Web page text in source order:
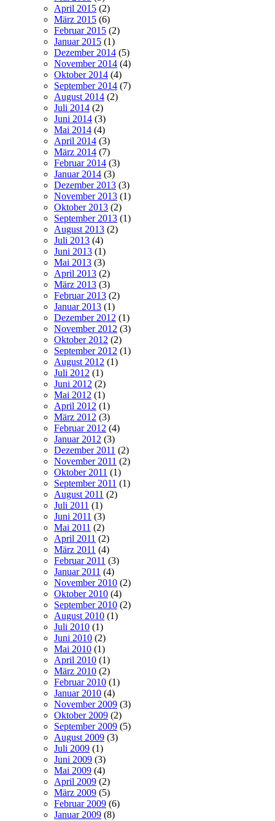
April 2015 (2)
März 2015 (6)
Februar 2015 (2)
Januar 2015 (1)
Dezember 2014 (5)
November 2014 (4)
Oktober 2014 (4)
September 2014 (7)
August 2014 (2)
Juli 2014 (2)
Juni 2014 (3)
Mai 2014 (4)
April 2014 (3)
März 2014 (7)
Februar 2014 (3)
Januar 2014 (3)
Dezember 2013 (3)
November 2013 (1)
Oktober 2013 (2)
September 2013 (1)
August 2013 (2)
Juli 2013 (4)
Juni 2013 (1)
Mai 2013 (3)
April 2013 (2)
März 2013 (3)
Februar 2013 (2)
Januar 2013 (1)
Dezember 2012 (1)
November 2012 (3)
Oktober 2012 (2)
September 2012 (1)
August 2012 (1)
Juli 2012 (1)
Juni 2012 (2)
Mai 2012 (1)
April 2012 (1)
März 2012 (3)
Februar 2012 (4)
Januar 2012 (3)
Dezember 2011 (2)
November 2011 (2)
Oktober 2011 (1)
September 2011 (1)
August 2011 (2)
Juli 2011 (1)
Juni 2011 (3)
Mai 2011 (2)
April 2011 (2)
März 2011 (4)
Februar 2011 (3)
Januar 2011 (4)
November 2010 (2)
Oktober 2010 (4)
September 2010 (2)
August 2010 (1)
Juli 2010 (1)
Juni 2010 (2)
Mai 2010 (1)
April 2010 (1)
März 2010 (2)
Februar 2010 (1)
Januar 2010 (4)
November 2009 (3)
Oktober 2009 (2)
September 2009 (5)
August 2009 (3)
Juli 2009 (1)
Juni 2009 (3)
Mai 2009 (4)
April 2009 (2)
März 2009 (5)
Februar 2009 (6)
Januar 2009 (8)